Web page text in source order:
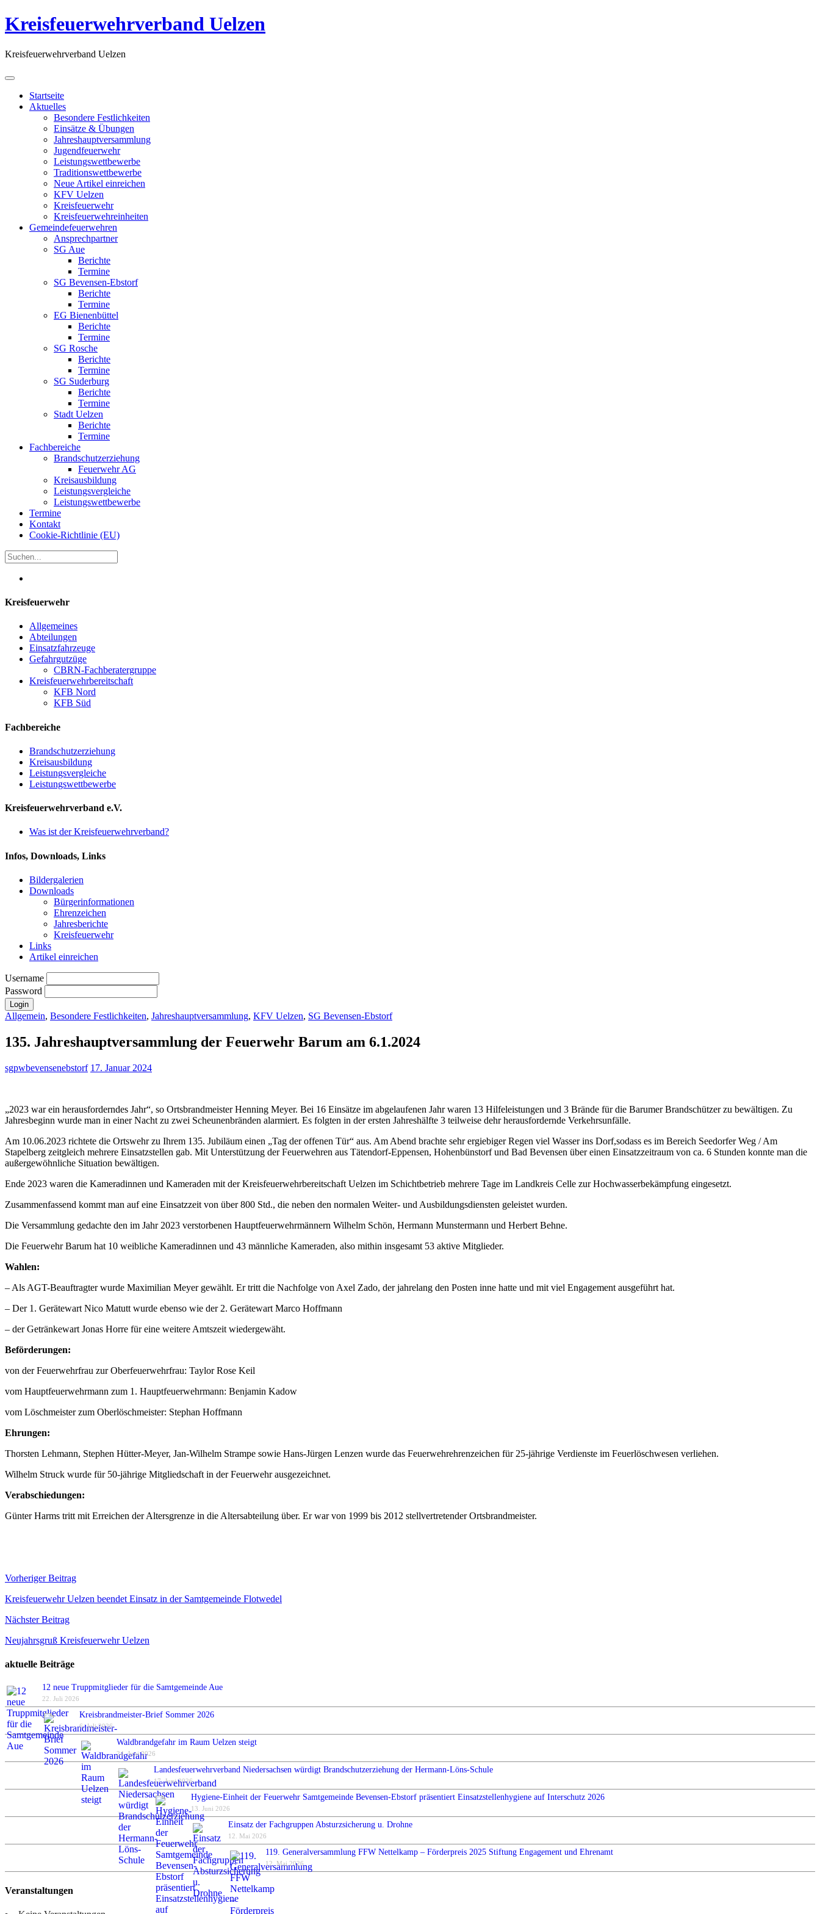
Kreisfeuerwehrverband Uelzen
Kreisfeuerwehrverband Uelzen
Startseite
Aktuelles
Besondere Festlichkeiten
Einsätze & Übungen
Jahreshauptversammlung
Jugendfeuerwehr
Leistungswettbewerbe
Traditionswettbewerbe
Neue Artikel einreichen
KFV Uelzen
Kreisfeuerwehr
Kreisfeuerwehreinheiten
Gemeindefeuerwehren
Ansprechpartner
SG Aue
Berichte
Termine
SG Bevensen-Ebstorf
Berichte
Termine
EG Bienenbüttel
Berichte
Termine
SG Rosche
Berichte
Termine
SG Suderburg
Berichte
Termine
Stadt Uelzen
Berichte
Termine
Fachbereiche
Brandschutzerziehung
Feuerwehr AG
Kreisausbildung
Leistungsvergleiche
Leistungswettbewerbe
Termine
Kontakt
Cookie-Richtlinie (EU)
Kreisfeuerwehr
Allgemeines
Abteilungen
Einsatzfahrzeuge
Gefahrgutzüge
CBRN-Fachberatergruppe
Kreisfeuerwehrbereitschaft
KFB Nord
KFB Süd
Fachbereiche
Brandschutzerziehung
Kreisausbildung
Leistungsvergleiche
Leistungswettbewerbe
Kreisfeuerwehrverband e.V.
Was ist der Kreisfeuerwehrverband?
Infos, Downloads, Links
Bildergalerien
Downloads
Bürgerinformationen
Ehrenzeichen
Jahresberichte
Kreisfeuerwehr
Links
Artikel einreichen
Username
Password
Allgemein, Besondere Festlichkeiten, Jahreshauptversammlung, KFV Uelzen, SG Bevensen-Ebstorf
135. Jahreshauptversammlung der Feuerwehr Barum am 6.1.2024
sgpwbevensenebstorf 17. Januar 2024
„2023 war ein herausforderndes Jahr“, so Ortsbrandmeister Henning Meyer. Bei 16 Einsätze im abgelaufenen Jahr waren 13 Hilfeleistungen und 3 Brände für die Barumer Brandschützer zu bewältigen. Zu
Jahresbeginn wurde man in einer Nacht zu zwei Scheunenbränden alarmiert. Es folgten in der ersten Jahreshälfte 3 teilweise dehr herausfordernde Verkehrsunfälle.
Am 10.06.2023 richtete die Ortswehr zu Ihrem 135. Jubiläum einen „Tag der offenen Tür“ aus. Am Abend brachte sehr ergiebiger Regen viel Wasser ins Dorf,sodass es im Bereich Seedorfer Weg / Am
Stapelberg zeitgleich mehrere Einsatzstellen gab. Mit Unterstützung der Feuerwehren aus Tätendorf-Eppensen, Hohenbünstorf und Bad Bevensen über einen Einsatzzeitraum von ca. 6 Stunden konnte man die
außergewöhnliche Situation bewältigen.
Ende 2023 waren die Kameradinnen und Kameraden mit der Kreisfeuerwehrbereitschaft Uelzen im Schichtbetrieb mehrere Tage im Landkreis Celle zur Hochwasserbekämpfung eingesetzt.
Zusammenfassend kommt man auf eine Einsatzzeit von über 800 Std., die neben den normalen Weiter- und Ausbildungsdiensten geleistet wurden.
Die Versammlung gedachte den im Jahr 2023 verstorbenen Hauptfeuerwehrmännern Wilhelm Schön, Hermann Munstermann und Herbert Behne.
Die Feuerwehr Barum hat 10 weibliche Kameradinnen und 43 männliche Kameraden, also mithin insgesamt 53 aktive Mitglieder.
Wahlen:
– Als AGT-Beauftragter wurde Maximilian Meyer gewählt. Er tritt die Nachfolge von Axel Zado, der jahrelang den Posten inne hatte und mit viel Engagement ausgeführt hat.
– Der 1. Gerätewart Nico Matutt wurde ebenso wie der 2. Gerätewart Marco Hoffmann
– der Getränkewart Jonas Horre für eine weitere Amtszeit wiedergewäht.
Beförderungen:
von der Feuerwehrfrau zur Oberfeuerwehrfrau: Taylor Rose Keil
vom Hauptfeuerwehrmann zum 1. Hauptfeuerwehrmann: Benjamin Kadow
vom Löschmeister zum Oberlöschmeister: Stephan Hoffmann
Ehrungen:
Thorsten Lehmann, Stephen Hütter-Meyer, Jan-Wilhelm Strampe sowie Hans-Jürgen Lenzen wurde das Feuerwehrehrenzeichen für 25-jährige Verdienste im Feuerlöschwesen verliehen.
Wilhelm Struck wurde für 50-jährige Mitgliedschaft in der Feuerwehr ausgezeichnet.
Verabschiedungen:
Günter Harms tritt mit Erreichen der Altersgrenze in die Altersabteilung über. Er war von 1999 bis 2012 stellvertretender Ortsbrandmeister.
Beitragsnavigation
Vorheriger Beitrag
Kreisfeuerwehr Uelzen beendet Einsatz in der Samtgemeinde Flotwedel
Nächster Beitrag
Neujahrsgruß Kreisfeuerwehr Uelzen
aktuelle Beiträge
12 neue Truppmitglieder für die Samtgemeinde Aue
22. Juli 2026
Kreisbrandmeister-Brief Sommer 2026
6. Juli 2026
Waldbrandgefahr im Raum Uelzen steigt
24. Juni 2026
Landesfeuerwehrverband Niedersachsen würdigt Brandschutzerziehung der Hermann-Löns-Schule
17. Juni 2026
Hygiene-Einheit der Feuerwehr Samtgemeinde Bevensen-Ebstorf präsentiert Einsatzstellenhygiene auf Interschutz 2026
13. Juni 2026
Einsatz der Fachgruppen Absturzsicherung u. Drohne
12. Mai 2026
119. Generalversammlung FFW Nettelkamp – Förderpreis 2025 Stiftung Engagement und Ehrenamt
12. Mai 2026
Veranstaltungen